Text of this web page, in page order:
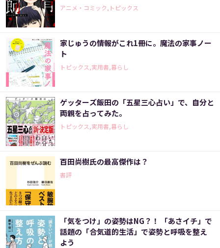
アニメ・コミック,トピックス
家じゅうの情報がこれ1冊に。魔法の家事ノー
ト
トピックス,実用書,暮らし
ゲッターズ飯田の「五星三心占い」で、自分と
両親を占ってみた。
トピックス,実用書,暮らし
百田尚樹氏の最高傑作は？
書評
「気をつけ」の姿勢はNG？！ 「あさイチ」で
話題の「合気道的生活」で姿勢と呼吸を整え
よう